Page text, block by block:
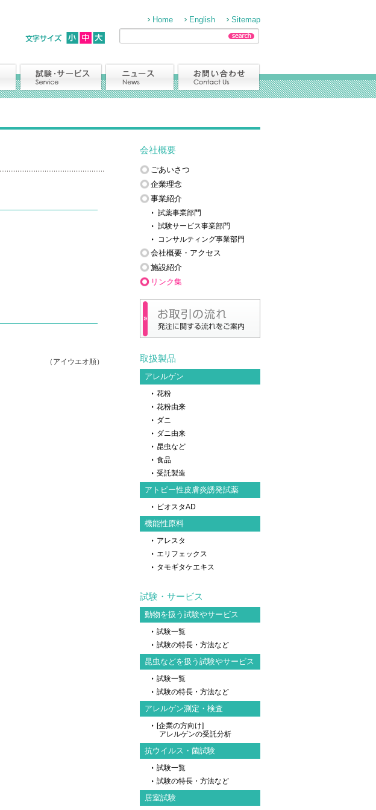
Home English Sitemap
（アイウエオ順）
会社概要
ごあいさつ
企業理念
事業紹介
試薬事業部門
試験サービス事業部門
コンサルティング事業部門
会社概要・アクセス
施設紹介
リンク集
取扱製品
アレルゲン
花粉
花粉由来
ダニ
ダニ由来
昆虫など
食品
受託製造
アトピー性皮膚炎誘発試薬
ビオスタAD
機能性原料
アレスタ
エリフェックス
タモギタケエキス
試験・サービス
動物を扱う試験やサービス
試験一覧
試験の特長・方法など
昆虫などを扱う試験やサービス
試験一覧
試験の特長・方法など
アレルゲン測定・検査
[企業の方向け]
アレルゲンの受託分析
抗ウイルス・菌試験
試験一覧
試験の特長・方法など
居室試験